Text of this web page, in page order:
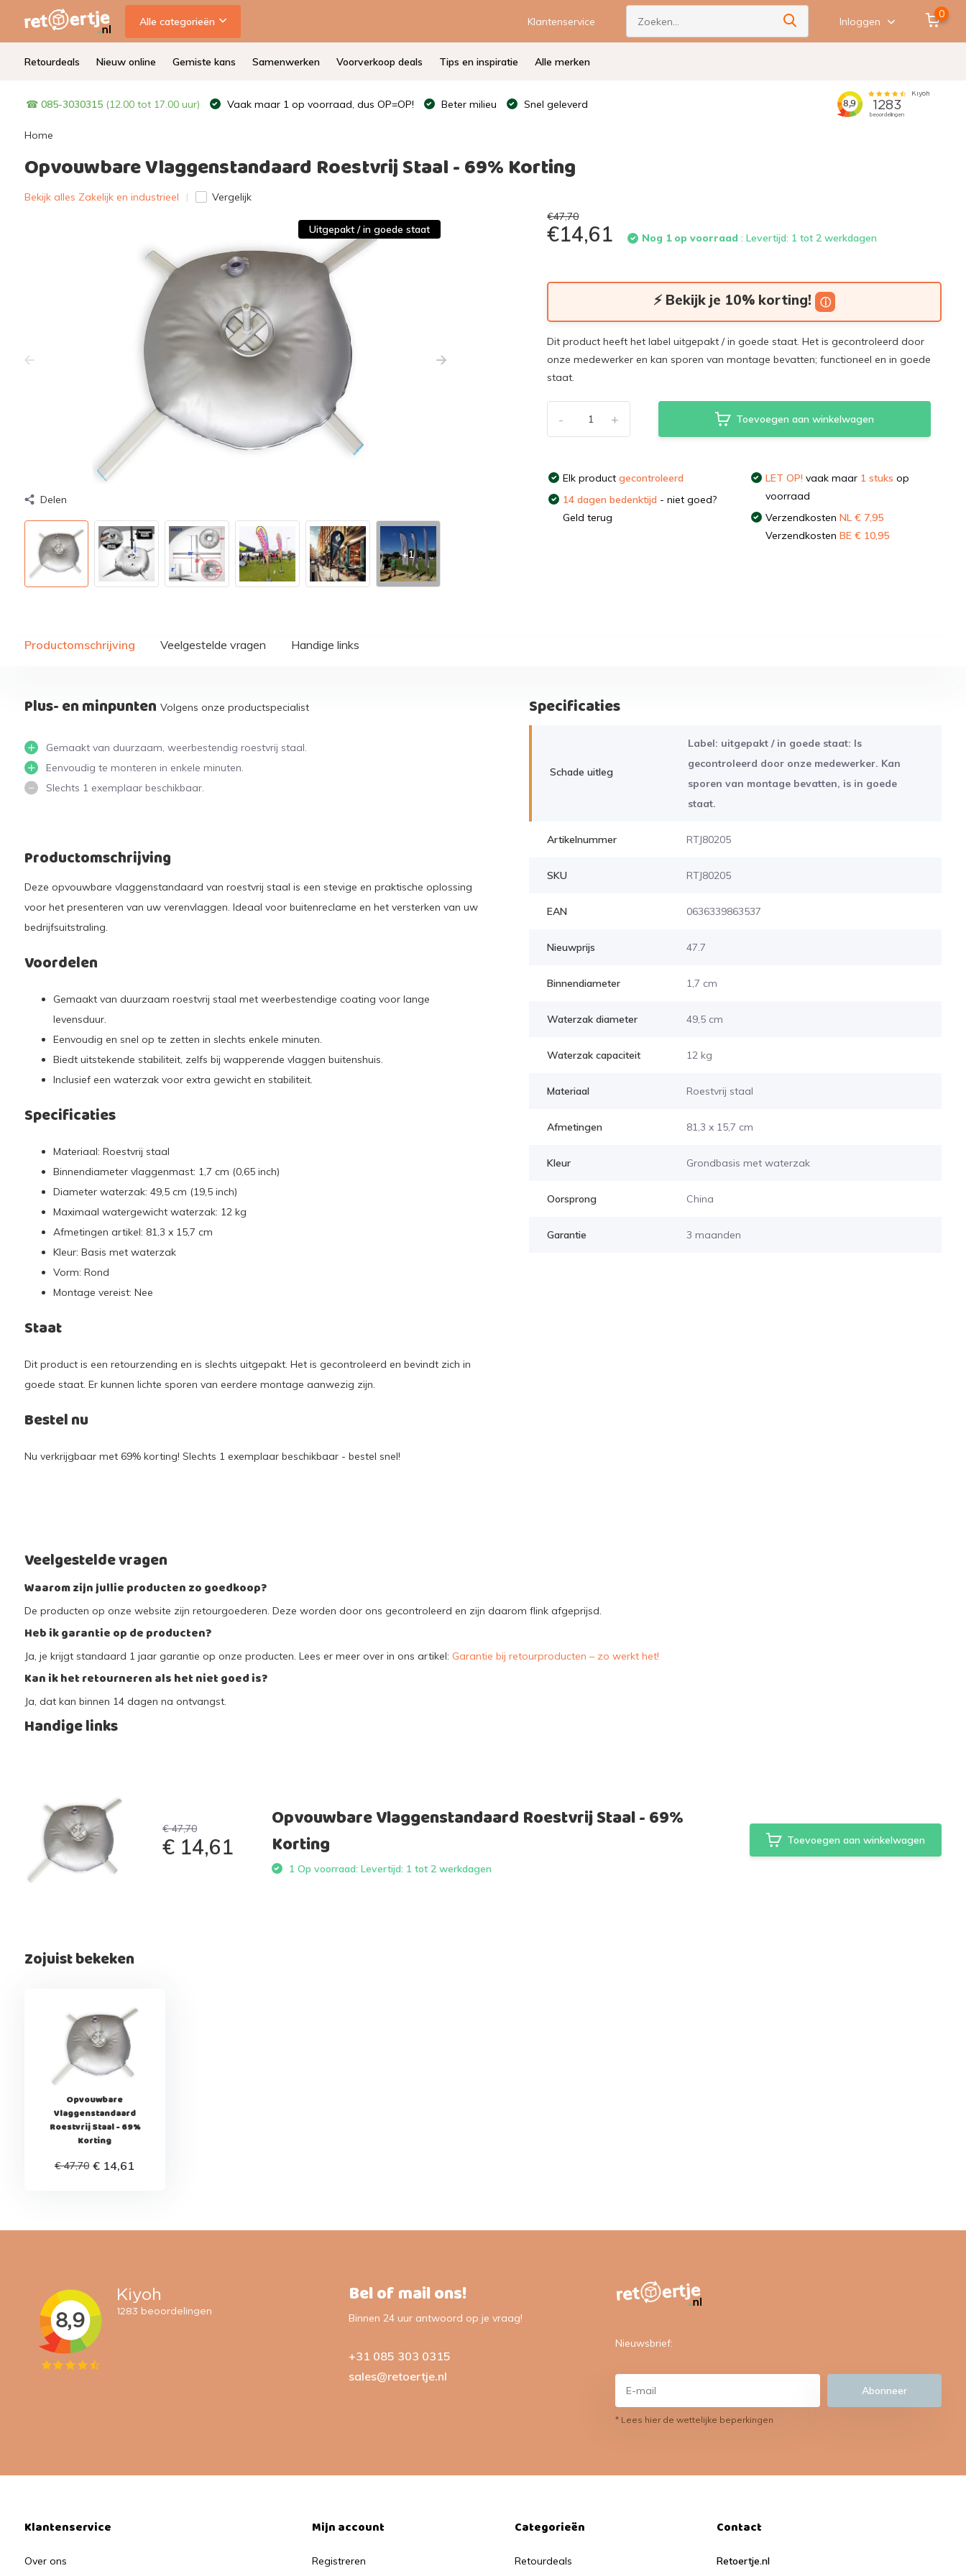
Alle categorieën Klantenservice Inloggen
0
Retourdeals Nieuw online Gemiste kans Samenwerken Voorverkoop deals Tips en inspiratie Alle merken
☎ 085-3030315 (12.00 tot 17.00 uur) Vaak maar 1 op voorraad, dus OP=OP! Beter milieu Snel geleverd
Home
Opvouwbare Vlaggenstandaard Roestvrij Staal - 69% Korting
Bekijk alles Zakelijk en industrieel Vergelijk
Uitgepakt / in goede staat
Delen
+1
€47,70
€14,61 Nog 1 op voorraad: Levertijd: 1 tot 2 werkdagen
⚡ Bekijk je 10% korting! ⓘ
Dit product heeft het label uitgepakt / in goede staat. Het is gecontroleerd door
onze medewerker en kan sporen van montage bevatten; functioneel en in goede
staat.
+
- Toevoegen aan winkelwagen
Elk productgecontroleerd
14 dagen bedenktijd - niet goed?
Geld terug
LET OP!vaak maar 1 stuks op
voorraad
Verzendkosten NL € 7,95
Verzendkosten BE € 10,95
Productomschrijving Veelgestelde vragen Handige links
Plus- en minpunten Volgens onze productspecialist
Gemaakt van duurzaam, weerbestendig roestvrij staal.
Eenvoudig te monteren in enkele minuten.
Slechts 1 exemplaar beschikbaar.
Productomschrijving
Deze opvouwbare vlaggenstandaard van roestvrij staal is een stevige en praktische oplossing
voor het presenteren van uw verenvlaggen. Ideaal voor buitenreclame en het versterken van uw
bedrijfsuitstraling.
Voordelen
Gemaakt van duurzaam roestvrij staal met weerbestendige coating voor lange
levensduur.
Eenvoudig en snel op te zetten in slechts enkele minuten.
Biedt uitstekende stabiliteit, zelfs bij wapperende vlaggen buitenshuis.
Inclusief een waterzak voor extra gewicht en stabiliteit.
Specificaties
Materiaal: Roestvrij staal
Binnendiameter vlaggenmast: 1,7 cm (0,65 inch)
Diameter waterzak: 49,5 cm (19,5 inch)
Maximaal watergewicht waterzak: 12 kg
Afmetingen artikel: 81,3 x 15,7 cm
Kleur: Basis met waterzak
Vorm: Rond
Montage vereist: Nee
Staat
Dit product is een retourzending en is slechts uitgepakt. Het is gecontroleerd en bevindt zich in
goede staat. Er kunnen lichte sporen van eerdere montage aanwezig zijn.
Bestel nu
Nu verkrijgbaar met 69% korting! Slechts 1 exemplaar beschikbaar - bestel snel!
Specificaties
Schade uitleg
Label: uitgepakt / in goede staat: Is
gecontroleerd door onze medewerker. Kan
sporen van montage bevatten, is in goede
staat.
Artikelnummer RTJ80205
SKU RTJ80205
EAN 0636339863537
Nieuwprijs 47.7
Binnendiameter 1,7 cm
Waterzak diameter 49,5 cm
Waterzak capaciteit 12 kg
Materiaal Roestvrij staal
Afmetingen 81,3 x 15,7 cm
Kleur Grondbasis met waterzak
Oorsprong China
Garantie 3 maanden
Veelgestelde vragen
Waarom zijn jullie producten zo goedkoop?
De producten op onze website zijn retourgoederen. Deze worden door ons gecontroleerd en zijn daarom flink afgeprijsd.
Heb ik garantie op de producten?
Ja, je krijgt standaard 1 jaar garantie op onze producten. Lees er meer over in ons artikel: Garantie bij retourproducten – zo werkt het!
Kan ik het retourneren als het niet goed is?
Ja, dat kan binnen 14 dagen na ontvangst.
Handige links
€ 47,70
€ 14,61
Opvouwbare Vlaggenstandaard Roestvrij Staal - 69%
Korting
1 Op voorraad: Levertijd: 1 tot 2 werkdagen
Toevoegen aan winkelwagen
Zojuist bekeken
Opvouwbare
Vlaggenstandaard
Roestvrij Staal - 69%
Korting
€ 47,70 € 14,61
Bel of mail ons!
Binnen 24 uur antwoord op je vraag!
+31 085 303 0315
sales@retoertje.nl
Nieuwsbrief:
Abonneer
* Lees hier de wettelijke beperkingen
Klantenservice
Over ons
Mijn account
Registreren
Categorieën
Retourdeals
Contact
Retoertje.nl